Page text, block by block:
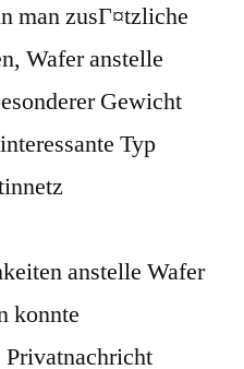
man zusГ¤tzliche
Wafer anstelle
Gewicht
Typ
anstelle Wafer
konnte